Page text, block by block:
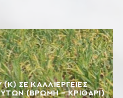
ΣΕ ΚΑΛΛΙΈΡΓΕΙΕΣ
(ΒΡΏΜΗ – ΚΡΙΘΆΡΙ)